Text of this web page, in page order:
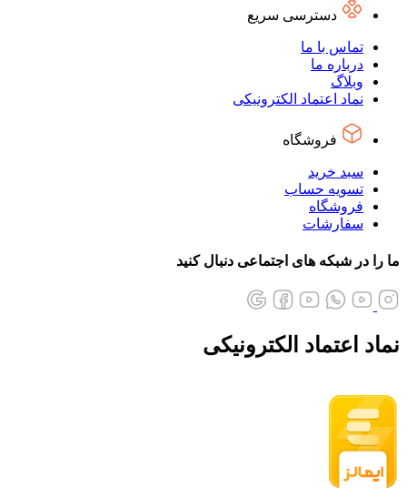
دسترسی سریع
تماس با ما
درباره ما
وبلاگ
نماد اعتماد الکترونیکی
فروشگاه
سبد خرید
تسویه حساب
فروشگاه
سفارشات
ما را در شبکه های اجتماعی دنبال کنید
نماد اعتماد الکترونیکی